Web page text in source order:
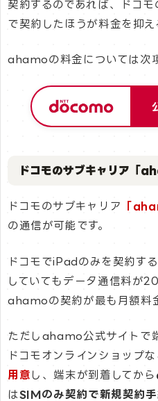
契約するのであれば、ドコ
で契約したほうが料金を抑え
ahamoの料金については次
ドコモのサブキャリア「
ドコモのサブキャリア 「
の通信が可能です。
ドコモでiPadのみを契約す
していてもデータ通信料が
ahamoの契約が最も月額料
ただしahamo公式サイトで
ドコモオンラインショップ
用意 し、端末が到着してから
はSIMのみ契約で新規契約手